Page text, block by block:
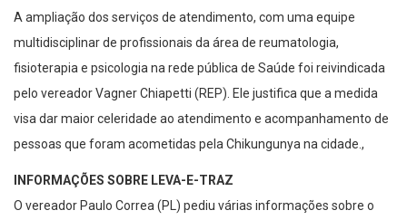
A ampliação dos serviços de atendimento, com uma equipe
multidisciplinar de profissionais da área de reumatologia,
fisioterapia e psicologia na rede pública de Saúde foi reivindicada
pelo vereador Vagner Chiapetti (REP). Ele justifica que a medida
visa dar maior celeridade ao atendimento e acompanhamento de
pessoas que foram acometidas pela Chikungunya na cidade.,
INFORMAÇÕES SOBRE LEVA-E-TRAZ
O vereador Paulo Correa (PL) pediu várias informações sobre o